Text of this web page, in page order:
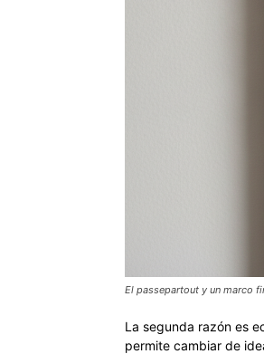
El passepartout y un marco
La segunda razón es
permite cambiar de